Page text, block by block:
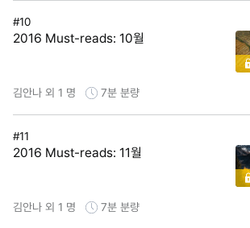
#10
2016 Must-reads: 10월
김안나 외 1 명 7분 분량
#11
2016 Must-reads: 11월
김안나 외 1 명 7분 분량